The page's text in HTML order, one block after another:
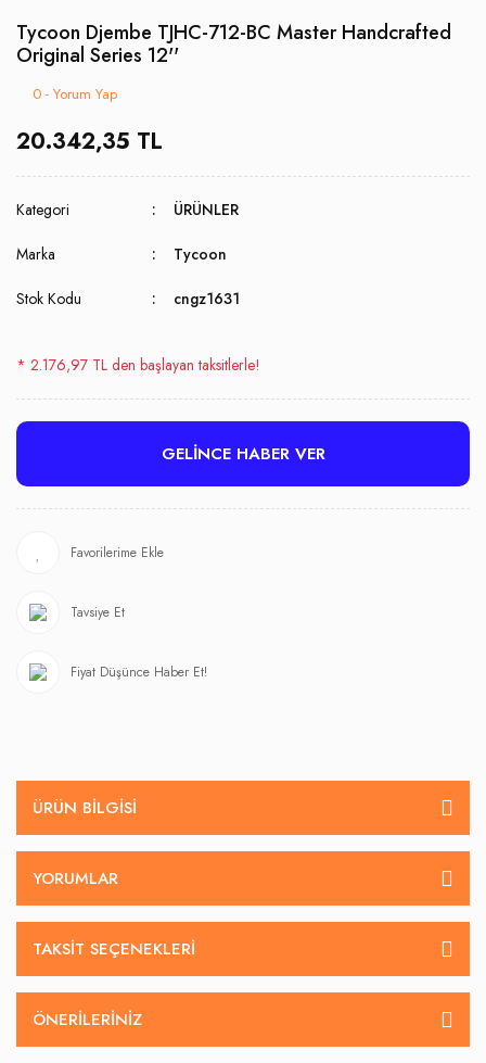
Tycoon Djembe TJHC-712-BC Master Handcrafted
Original Series 12''
0 - Yorum Yap
20.342,35 TL
Kategori ÜRÜNLER
Marka Tycoon
Stok Kodu cngz1631
* 2.176,97 TL den başlayan taksitlerle!
GELİNCE HABER VER
Tavsiye Et
Fiyat Düşünce Haber Et!
ÜRÜN BILGISI
YORUMLAR
TAKSIT SEÇENEKLERI
ÖNERILERINIZ